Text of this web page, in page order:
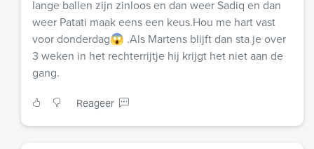
lange ballen zijn zinloos en dan weer Sadiq en dan
weer Patati maak eens een keus.Hou me hart vast
voor donderdag😱 .Als Martens blijft dan sta je over
3 weken in het rechterrijtje hij krijgt het niet aan de
gang.
Reageer